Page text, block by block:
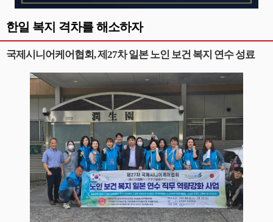
한일 복지 격차를 해소하자
국제시니어케어협회, 제27차 일본 노인 보건 복지 연수 성료